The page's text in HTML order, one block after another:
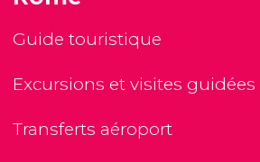
Guide touristique
Excursions et visites guidées
Transferts aéroport